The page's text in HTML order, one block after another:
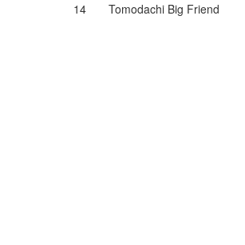
14
Tomodachi Big Friend